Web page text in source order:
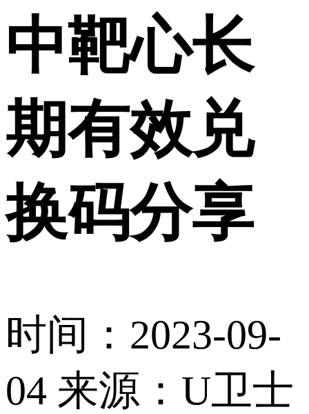
中靶心长
期有效兑
换码分享
时间：2023-09-
04 来源：U卫士